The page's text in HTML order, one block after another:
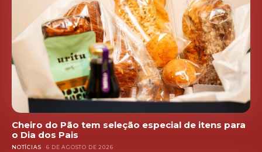
Cheiro do Pão tem seleção especial de itens para
o Dia dos Pais
NOTÍCIAS 6 DE AGOSTO DE 2026